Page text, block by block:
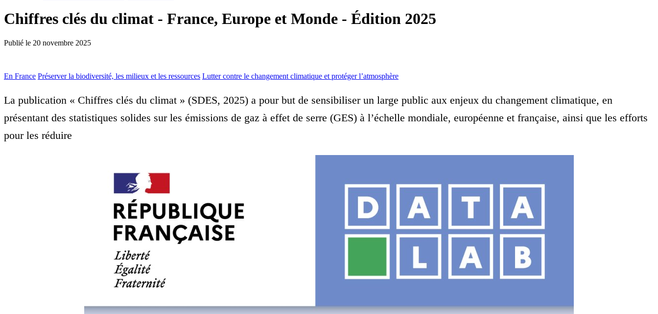
Chiffres clés du climat - France, Europe et Monde - Édition 2025
Publié le 20 novembre 2025
En France Préserver la biodiversité, les milieux et les ressources Lutter contre le changement climatique et protéger l’atmosphère
La publication « Chiffres clés du climat » (SDES, 2025) a pour but de sensibiliser un large public aux enjeux du changement climatique, en
présentant des statistiques solides sur les émissions de gaz à effet de serre (GES) à l’échelle mondiale, européenne et française, ainsi que les efforts
pour les réduire